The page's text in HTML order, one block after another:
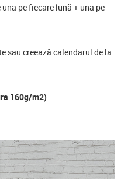
pe fiecare lună + una pe
sau creează calendarul de la
160g/m2)